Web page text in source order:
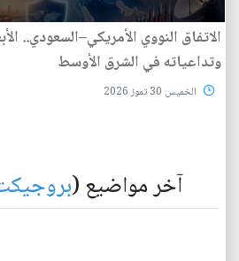
الاتفاق النووي الأمريكي–السعودي..
وتداعياته في الشرق الأوسط
الخميس 30 تموز 2026
آخر مواضيع (